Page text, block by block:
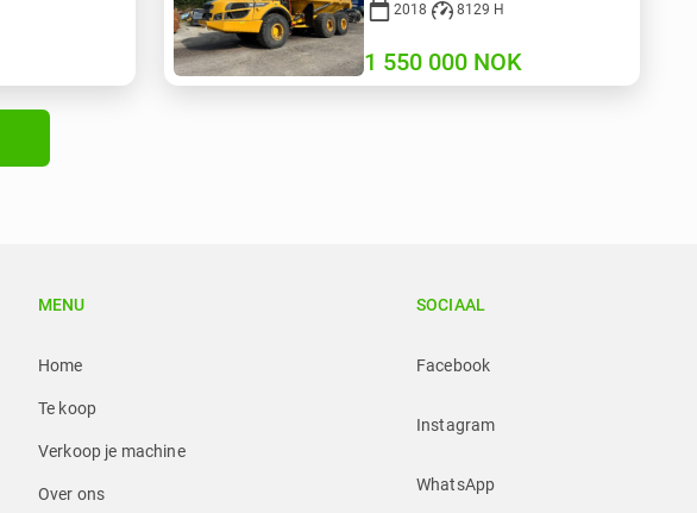
2018 8129 H
1 550 000 NOK
MENU
Home
Te koop
Verkoop je machine
Over ons
SOCIAAL
Facebook
Instagram
WhatsApp